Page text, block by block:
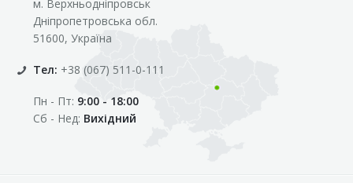
«Фора»
«Фреш»
«Фуршет»
«Цент»
м. Верхньодніпровськ
Дніпропетровська обл.
51600, Україна
Тел: +38 (067) 511-0-111
Пн - Пт: 9:00 - 18:00
Сб - Нед: Вихідний